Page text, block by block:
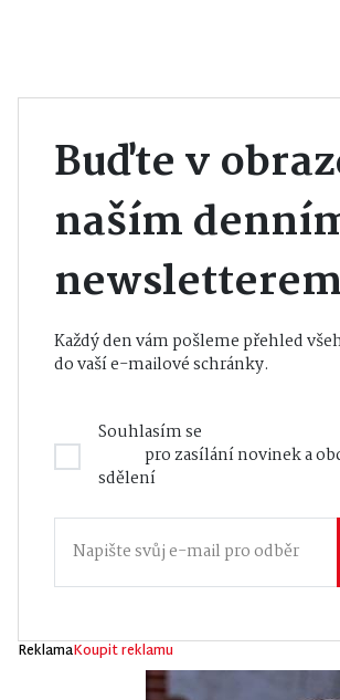
Buďte v
naším
Každý den vám pošleme přehled
do vaší e-mailové schránky.
Souhlasím se
pro zasílání novinek a
sdělení
ReklamaKoupit reklamu